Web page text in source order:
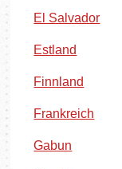
El Salvador
Estland
Finnland
Frankreich
Gabun